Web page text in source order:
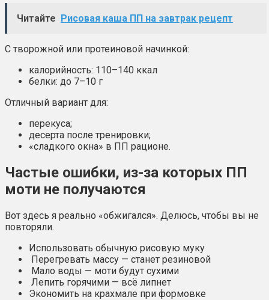
Читайте Рисовая каша ПП на завтрак рецепт
С творожной или протеиновой начинкой:
калорийность: 110–140 ккал
белки: до 7–10 г
Отличный вариант для:
перекуса;
десерта после тренировки;
«сладкого окна» в ПП рационе.
Частые ошибки, из-за которых ПП
моти не получаются
Вот здесь я реально «обжигался». Делюсь, чтобы вы не
повторяли.
Использовать обычную рисовую муку
Перегревать массу — станет резиновой
Мало воды — моти будут сухими
Лепить горячими — всё липнет
Экономить на крахмале при формовке